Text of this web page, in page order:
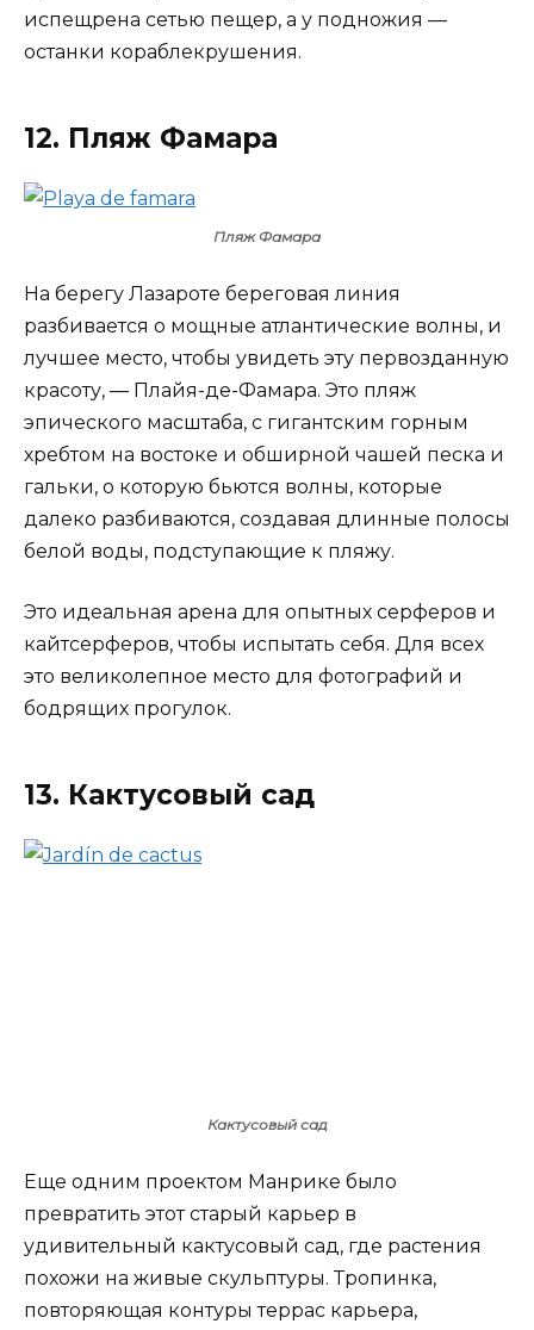
испещрена сетью пещер, а у подножия —
останки кораблекрушения.
12. Пляж Фамара
Пляж Фамара
На берегу Лазароте береговая линия
разбивается о мощные атлантические волны, и
лучшее место, чтобы увидеть эту первозданную
красоту, — Плайя-де-Фамара. Это пляж
эпического масштаба, с гигантским горным
хребтом на востоке и обширной чашей песка и
гальки, о которую бьются волны, которые
далеко разбиваются, создавая длинные полосы
белой воды, подступающие к пляжу.
Это идеальная арена для опытных серферов и
кайтсерферов, чтобы испытать себя. Для всех
это великолепное место для фотографий и
бодрящих прогулок.
13. Кактусовый сад
Кактусовый сад
Еще одним проектом Манрике было
превратить этот старый карьер в
удивительный кактусовый сад, где растения
похожи на живые скульптуры. Тропинка,
повторяющая контуры террас карьера,